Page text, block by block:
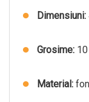
Dimensiuni:
Grosime:
Material: